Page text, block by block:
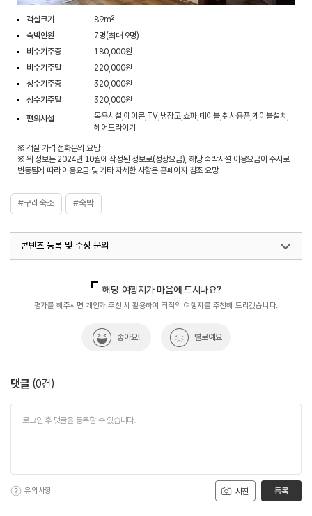
객실크기
89m²
숙박인원
7명(최대 9명)
비수기주중
180,000원
비수기주말
220,000원
성수기주중
320,000원
성수기주말
320,000원
편의시설
목욕시설,에어콘,TV,냉장고,쇼파,테이블,취사용품,케이블설치,
헤어드라이기
※ 객실 가격 전화문의 요망
※ 위 정보는 2024년 10월에 작성된 정보로(정상요금), 해당 숙박시설 이용요금이 수시로
변동됨에 따라 이용요금 및 기타 자세한 사항은 홈페이지 참조 요망
#구례숙소 #숙박
콘텐츠 등록 및 수정 문의
해당 여행지가 마음에 드시나요?
평가를 해주시면 개인화 추천 시 활용하여 최적의 여행지를 추천해 드리겠습니다.
좋아요! 별로예요
댓글 (0건)
사진
유의사항 등록